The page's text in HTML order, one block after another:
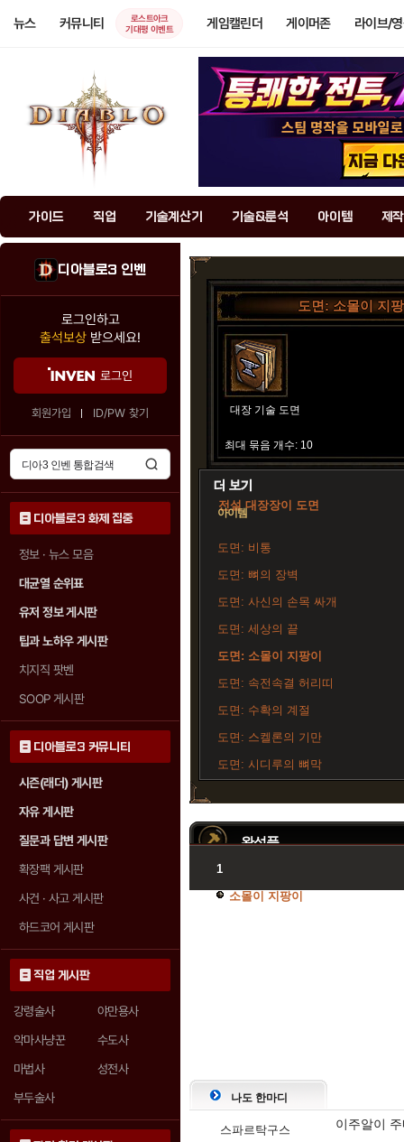
뉴스 커뮤니티
로스트아크
기대평 이벤트
게임캘린더 게이머존 라이브/
가이드 직업 기술계산기 기술&룬석 아이템 제
디아블로3 인벤
로그인하고
출석보상 받으세요!
로그인
회원가입 ID/PW 찾기
디아블로3 화제 집중
정보 · 뉴스 모음
대균열 순위표
유저 정보 게시판
팁과 노하우 게시판
치지직 팟벤
SOOP 게시판
디아블로3 커뮤니티
시즌(래더) 게시판
자유 게시판
질문과 답변 게시판
확장팩 게시판
사건 · 사고 게시판
하드코어 게시판
직업 게시판
강령술사
야만용사
악마사냥꾼
수도사
마법사
성전사
부두술사
도면: 소몰이 지
대장 기술 도면
최대 묶음 개수: 10
전설 대장장이 도면
아이템
도면: 비통
도면: 뼈의 장벽
도면: 사신의 손목 싸개
도면: 세상의 끝
도면: 소몰이 지팡이
도면: 속전속결 허리띠
도면: 수확의 계절
도면: 스켈론의 기만
도면: 시디루의 뼈막
완성품
1
소몰이 지팡이
나도 한마디
스파르탁구스 이주알이